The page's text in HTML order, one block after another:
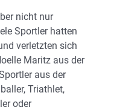
nicht nur
Sportler hatten
verletzten sich
Maritz aus der
aus der
Triathlet,
oder